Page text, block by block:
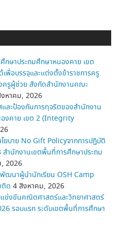
กษาประถมศึกษาหนองคาย เขต
พื่อบรรจุและแต่งตั้งข้าราชการครู
ครูผู้ช่วย สังกัดสำนักงานคณะ
หาคม, 2026
และป้องกันการทุจริตของสำนักงาน
งคาย เขต 2 (Integrity
ยบาย No Gift Policyจากการปฏิบัติ
ำนักงานเขตพื้นที่การศึกษาประถม
2026
ฒนาผู้นำนักเรียน OSH Camp
ติด 4 สิงหาคม, 2026
ข่งขันคณิตศาสตร์และวิทยาศาสตร์
รอบแรก ระดับเขตพื้นที่การศึกษา